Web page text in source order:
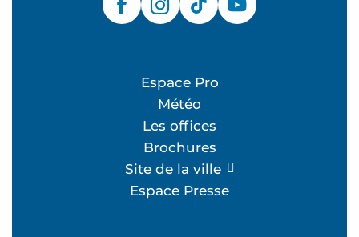
Espace Pro
Météo
Les offices
Brochures
Site de la ville
Espace Presse